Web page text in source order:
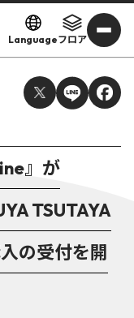
Languageフロア
』が
TSUTAYA
の受付を開